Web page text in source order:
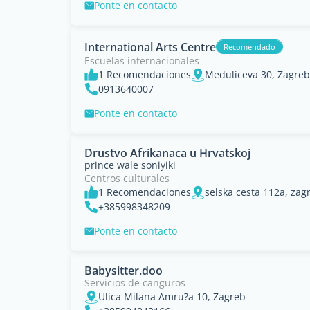
Ponte en contacto
International Arts Centre Recomendado
Escuelas internacionales
1 Recomendaciones
Meduliceva 30, Zagreb
0913640007
Ponte en contacto
Drustvo Afrikanaca u Hrvatskoj
prince wale soniyiki
Centros culturales
1 Recomendaciones
selska cesta 112a,
+385998348209
Ponte en contacto
Babysitter.doo
Servicios de canguros
Ulica Milana Amru?a 10, Zagreb